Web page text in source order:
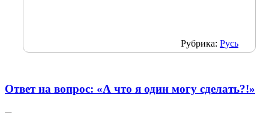
Рубрика: Русь
Ответ на вопрос: «А что я один могу сделать?!»